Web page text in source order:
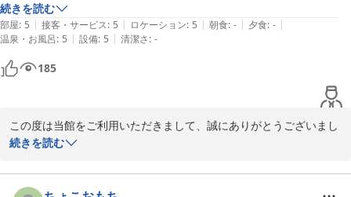
けてくださり、助かりました。また、機会がありましたら、利用したい
と思います。
続きを読む
部屋: 5 | 接客・サービス: 5 | ロケーション: 5 | 朝食: - | 夕食: - |
温泉・お風呂: 5 | 設備: 5 | 清潔さ: -
185
この度は当館をご利用いただきまして、誠にありがとうございまし
た。
続きを読む